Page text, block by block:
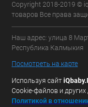
Copyright 2018-2019 ©
товаров Все права
Наш адрес: улица 8
Республика Калмыкия
Посмотреть на карте
Используя сайт
Cookie-файлов и
Политикой в